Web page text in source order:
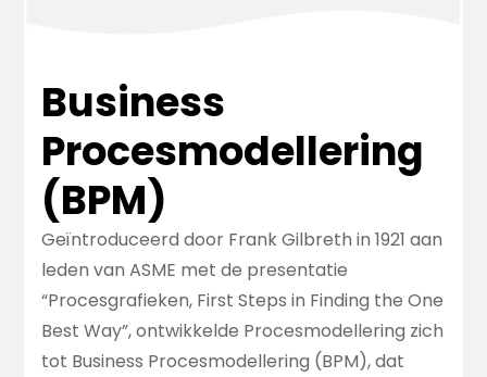
Business
Procesmodellering
(BPM)
Geïntroduceerd door Frank Gilbreth in 1921 aan
leden van ASME met de presentatie
“Procesgrafieken, First Steps in Finding the One
Best Way”, ontwikkelde Procesmodellering zich
tot Business Procesmodellering (BPM), dat